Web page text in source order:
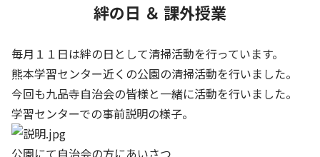
絆の日 ＆ 課外授業
毎月１１日は絆の日として清掃活動を行っています。
熊本学習センター近くの公園の清掃活動を行いました。
今回も九品寺自治会の皆様と一緒に活動を行いました。
学習センターでの事前説明の様子。
公園にて自治会の方にあいさつ